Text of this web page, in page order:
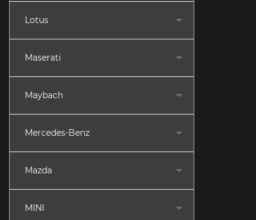
Lotus
Maserati
Maybach
Mercedes-Benz
Mazda
MINI